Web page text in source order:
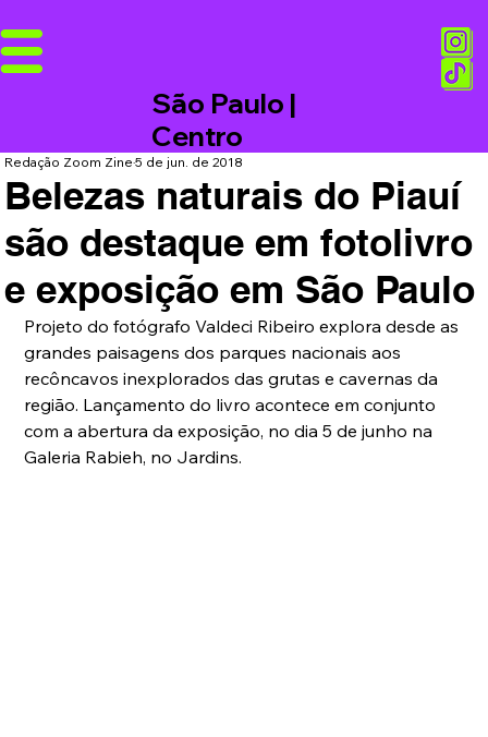
São Paulo |
Centro
Belezas naturais do Piauí
são destaque em fotolivro
e exposição em São Paulo
Redação Zoom Zine5 de jun. de 2018
Projeto do fotógrafo Valdeci Ribeiro explora desde as
grandes paisagens dos parques nacionais aos
recôncavos inexplorados das grutas e cavernas da
região. Lançamento do livro acontece em conjunto
com a abertura da exposição, no dia 5 de junho na
Galeria Rabieh, no Jardins.